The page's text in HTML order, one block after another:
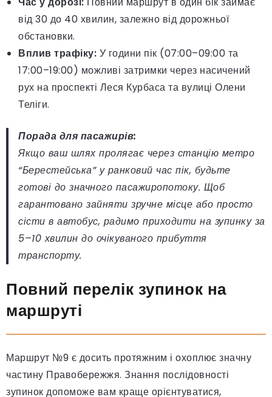
від 30 до 40 хвилин, залежно від дорожньої
обстановки.
Вплив трафіку: У години пік (07:00–09:00 та
17:00–19:00) можливі затримки через насичений
рух на проспекті Леся Курбаса та вулиці Олени
Теліги.
Порада для пасажирів:
Якщо ваш шлях пролягає через станцію метро
“Берестейська” у ранковий час пік, будьте
готові до значного пасажиропотоку. Щоб
гарантовано зайняти зручне місце або просто
сісти в автобус, радимо приходити на зупинку за
5–10 хвилин до очікуваного прибуття
транспорту.
Повний перелік зупинок на
маршруті
Маршрут №9 є досить протяжним і охоплює значну
частину Правобережжя. Знання послідовності
зупинок допоможе вам краще орієнтуватися,